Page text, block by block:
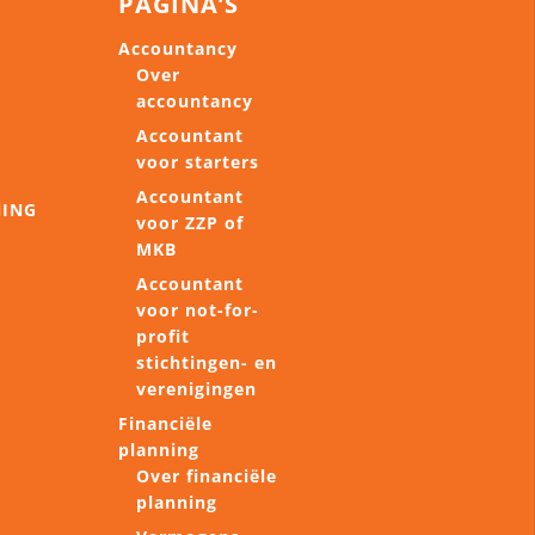
Accountancy
Over
accountancy
Accountant
voor starters
Accountant
voor ZZP of
MKB
Accountant
voor not-for-
profit
stichtingen- en
verenigingen
Financiële
planning
Over financiële
planning